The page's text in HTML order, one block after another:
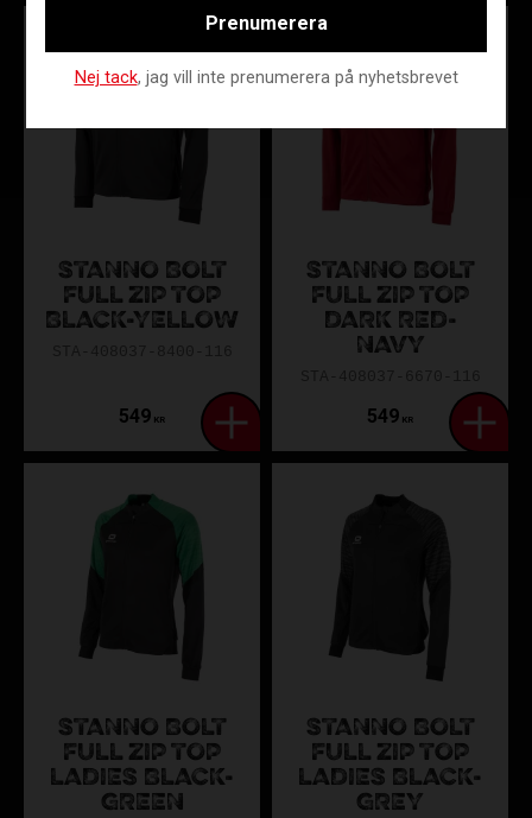
STANNO BOLT
FULL ZIP TOP
BLACK-YELLOW
549 KR
STANNO BOLT
FULL ZIP TOP
DARK RED-
NAVY
549 KR
STANNO BOLT
FULL ZIP TOP
LADIES BLACK-
GREEN
STANNO BOLT
FULL ZIP TOP
LADIES BLACK-
GREY
Prenumerera
Nej tack, jag vill inte prenumerera på nyhetsbrevet